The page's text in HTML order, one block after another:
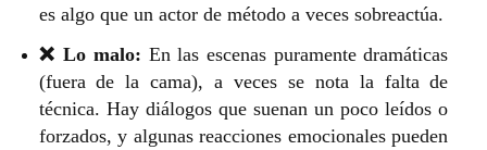
es algo que un actor de método a veces sobreactúa.
❌ Lo malo: En las escenas puramente dramáticas
(fuera de la cama), a veces se nota la falta de
técnica. Hay diálogos que suenan un poco leídos o
forzados, y algunas reacciones emocionales pueden